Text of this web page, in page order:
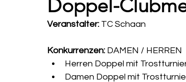
Doppel-
Veranstalter: TC Schaan
Konkurrenzen: DAMEN / HERREN
Herren Doppel mit
Damen Doppel mit